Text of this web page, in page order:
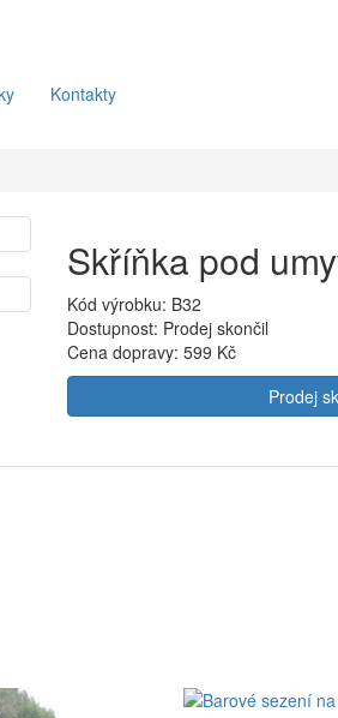
Kontakty
Skříňka pod
Kód výrobku: B32
Dostupnost: Prodej skončil
Cena dopravy: 599 Kč
Prodej